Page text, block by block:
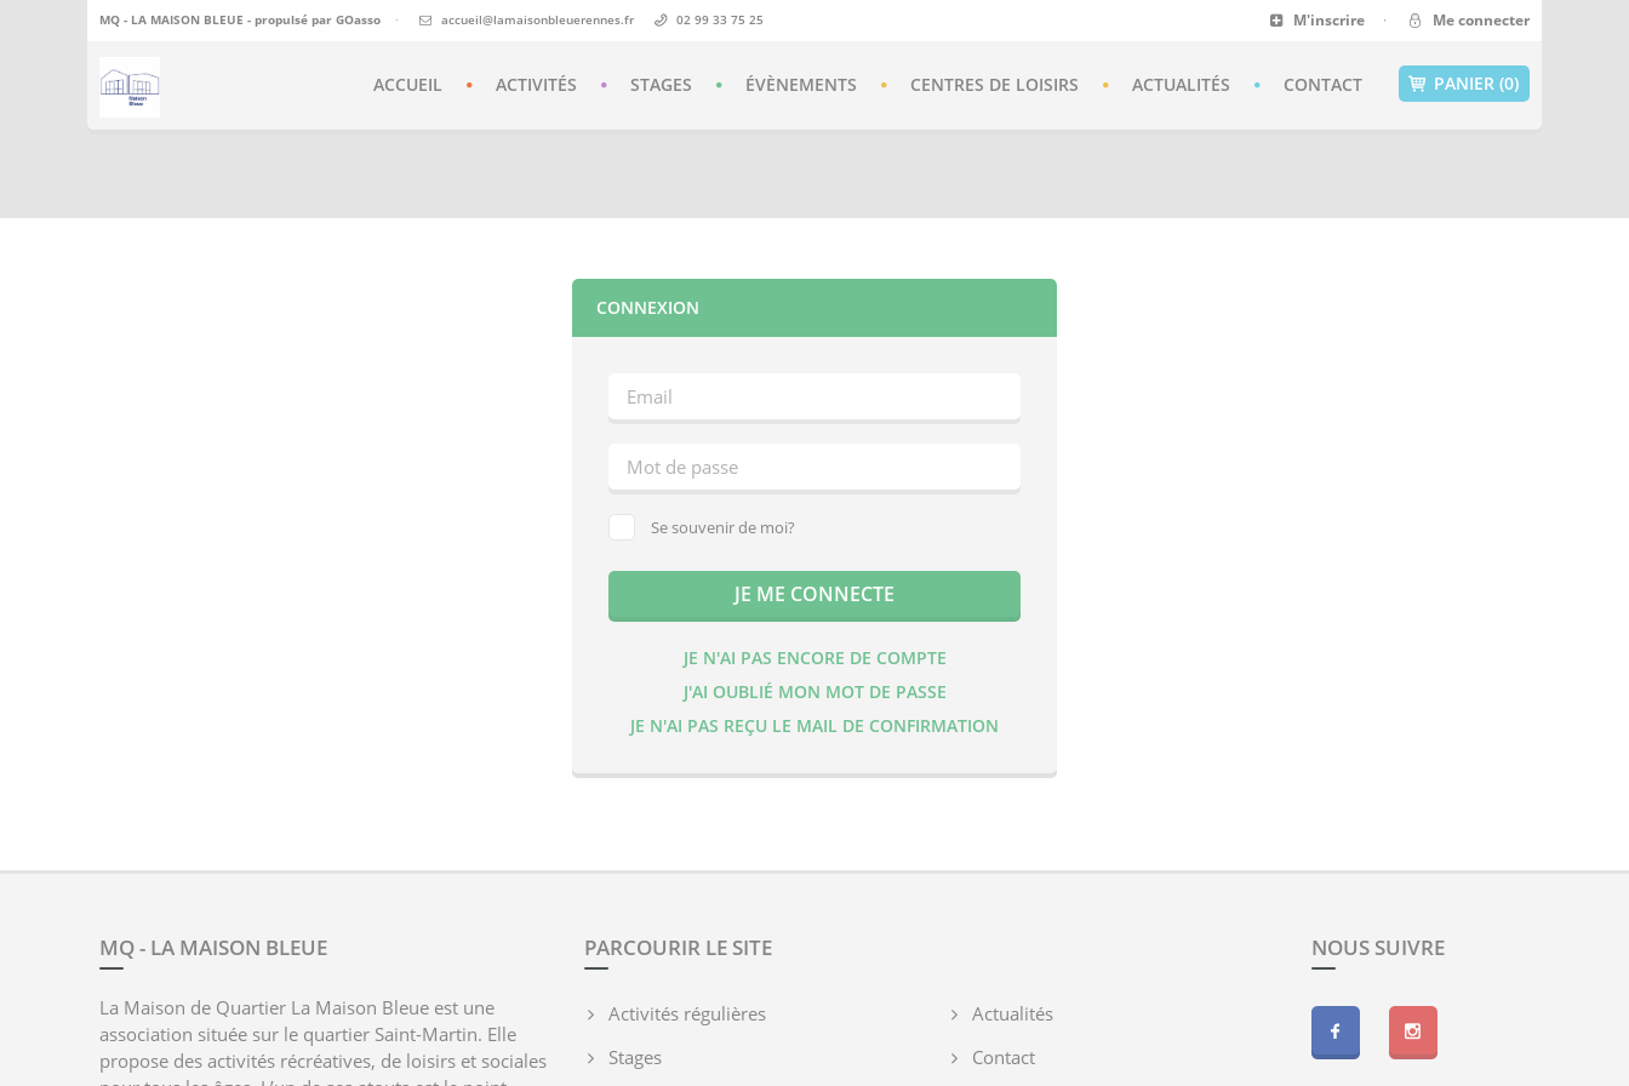
MQ - LA MAISON BLEUE - propulsé par GOasso · accueil@lamaisonbleuerennes.fr 02 99 33 75 25 M'inscrire · Me connecter
PANIER (0)
ACCUEIL ACTIVITÉS STAGES ÉVÈNEMENTS CENTRES DE LOISIRS ACTUALITÉS CONTACT
CONNEXION
Se souvenir de moi?
JE N'AI PAS ENCORE DE COMPTE
J'AI OUBLIÉ MON MOT DE PASSE
JE N'AI PAS REÇU LE MAIL DE CONFIRMATION
MQ - LA MAISON BLEUE
La Maison de Quartier La Maison Bleue est une
association située sur le quartier Saint-Martin. Elle
propose des activités récréatives, de loisirs et sociales
PARCOURIR LE SITE
Activités régulières
Stages
Actualités
Contact
NOUS SUIVRE